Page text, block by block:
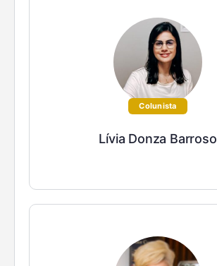
Colunista
Lívia Donza Barroso